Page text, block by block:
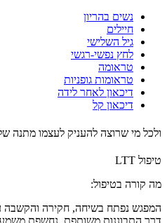
נשים בהריון
חיילים
גיל השלישי
לחץ נפשי-רגשי
טראומה
טראומות גופניות
דיכאון לאחר לידה
דיכאון קל
ולכל מי שרוצה להעניק לעצמו מתנה
טיפול LTT
מה קורה בטיפול:
המפגש נפתח בשיחה, חקירה והקשבה
דרך התבוננות משותפת, נחשפת